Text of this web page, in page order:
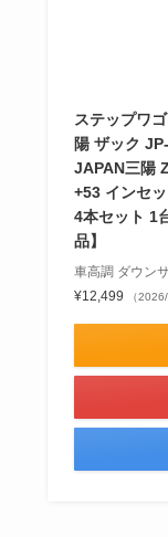
ステップワ
陽 ザック
JAPAN三陽
+53 インセ
4本セット 1
品】
車高調 ダウン
¥12,499
（